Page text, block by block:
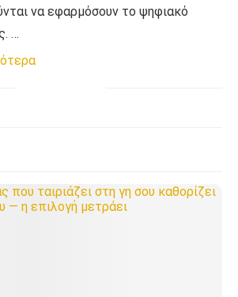
να εφαρμόσουν το ψηφιακό
…